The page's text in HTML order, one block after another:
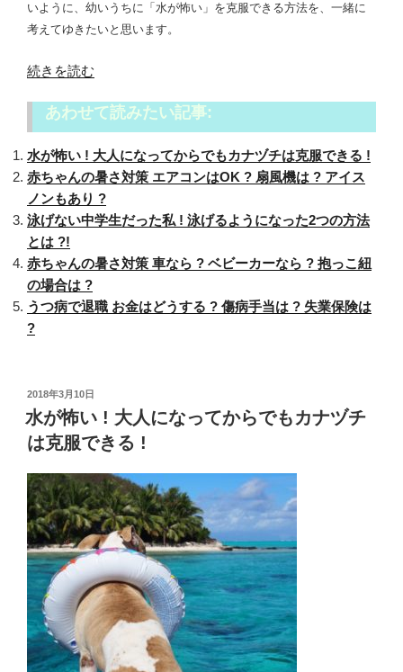
いように、幼いうちに「水が怖い」を克服できる方法を、一緒に
考えてゆきたいと思います。
“水
い
!
子
供
の
場
合
原
因
は
う
し
た
克
服
で
き
る
?”
の
続きを読む
あわせて読みたい記事:
水が怖い ! 大人になってからでもカナヅチは克服できる !
赤ちゃんの暑さ対策 エアコンはOK ? 扇風機は ? アイス
ノンもあり ?
泳げない中学生だった私 ! 泳げるようになった2つの方法
とは ?!
赤ちゃんの暑さ対策 車なら ? ベビーカーなら ? 抱っこ紐
の場合は ?
うつ病で退職 お金はどうする ? 傷病手当は ? 失業保険は
?
投
稿
日:
2018年3月10日
水が怖い ! 大人になってからでもカナヅチ
は克服できる !